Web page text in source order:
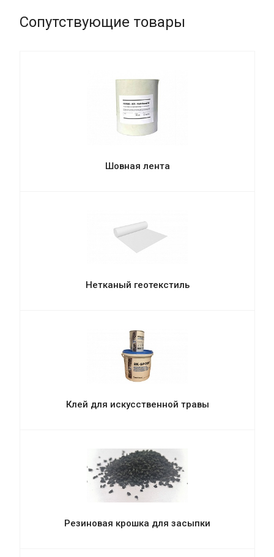
Сопутствующие товары
Шовная лента
Нетканый геотекстиль
Клей для искусственной травы
Резиновая крошка для засыпки